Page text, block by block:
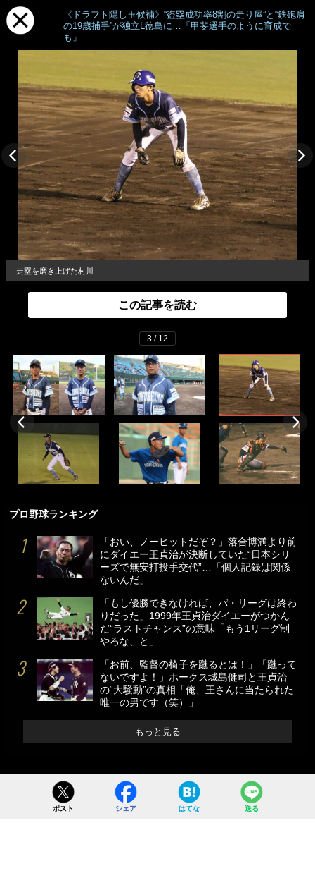
《ドラフト隠し玉候補》“盗塁成功率8割の走り屋”と“鉄砲肩
の19歳捕手”が独立L徳島に…「甲斐選手のように育成で
も」
走塁を磨き上げた村川
この記事を読む
3 / 12
プロ野球ランキング
「おい、ノーヒットだぞ？」落合博満より前
にダイエー王貞治が決断していた“日本シリ
ーズで無安打投手交代”…「個人記録は関係
ないんだ」
「もし優勝できなければ、パ・リーグは終わ
りだった」1999年王貞治ダイエーがつかん
だ“ラストチャンス”の意味「もう1リーグ制
やろな、と」
「お前、監督の椅子を蹴るとは！」「蹴って
ないですよ！」ホークス城島健司と王貞治
の“大騒動”の真相「俺、王さんに当たられた
唯一の男です（笑）」
もっと見る
ポスト シェア はてな 送る